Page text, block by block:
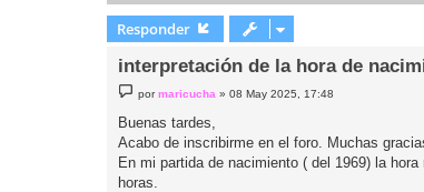
Responder
interpretación de la hora de
e
s
a
e
pormaricucha »08 May 2025, 17:48
Buenas tardes,
Acabo de inscribirme en el foro. Muchas
En mi partida de nacimiento ( del 1969) la
horas.